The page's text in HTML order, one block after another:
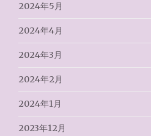
2024年5月
2024年4月
2024年3月
2024年2月
2024年1月
2023年12月